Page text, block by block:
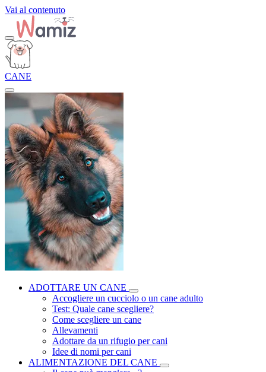
Vai al contenuto
CANE
ADOTTARE UN CANE
Accogliere un cucciolo o un cane adulto
Test: Quale cane scegliere?
Come scegliere un cane
Allevamenti
Adottare da un rifugio per cani
Idee di nomi per cani
ALIMENTAZIONE DEL CANE